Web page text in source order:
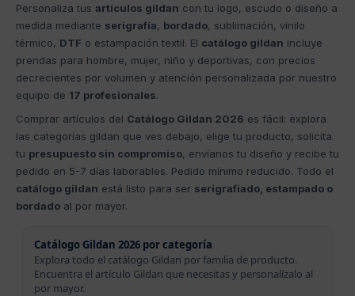
Personaliza tus artículos gildan con tu logo, escudo o diseño a
medida mediante serigrafía, bordado, sublimación, vinilo
térmico, DTF o estampación textil. El catálogo gildan incluye
prendas para hombre, mujer, niño y deportivas, con precios
decrecientes por volumen y atención personalizada por nuestro
equipo de 17 profesionales.
Comprar artículos del Catálogo Gildan 2026 es fácil: explora
las categorías gildan que ves debajo, elige tu producto, solicita
tu presupuesto sin compromiso, envíanos tu diseño y recibe tu
pedido en 5-7 días laborables. Pedido mínimo reducido. Todo el
catálogo gildan está listo para ser serigrafiado, estampado o
bordado al por mayor.
Catálogo Gildan 2026 por categoría
Explora todo el catálogo Gildan por familia de producto.
Encuentra el artículo Gildan que necesitas y personalízalo al
por mayor.